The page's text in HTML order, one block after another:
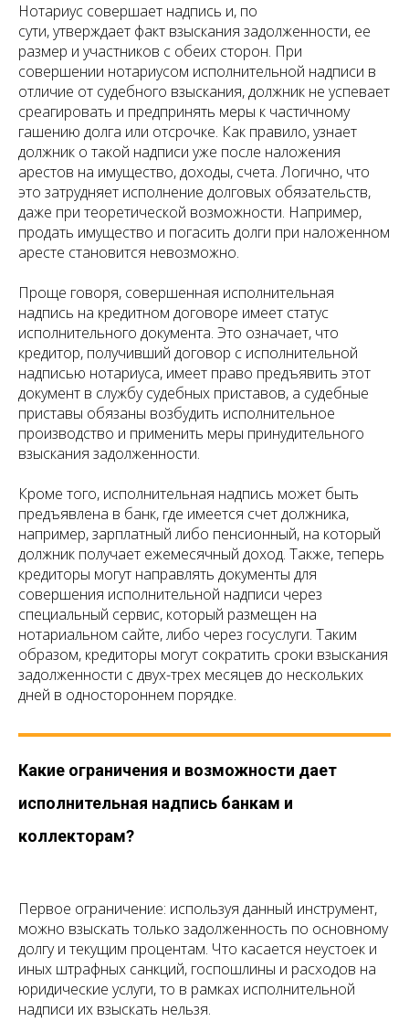
Нотариус совершает надпись и, по
сути, утверждает факт взыскания задолженности, ее
размер и участников с обеих сторон. При
совершении нотариусом исполнительной надписи в
отличие от судебного взыскания, должник не успевает
среагировать и предпринять меры к частичному
гашению долга или отсрочке. Как правило, узнает
должник о такой надписи уже после наложения
арестов на имущество, доходы, счета. Логично, что
это затрудняет исполнение долговых обязательств,
даже при теоретической возможности. Например,
продать имущество и погасить долги при наложенном
аресте становится невозможно.
Проще говоря, совершенная исполнительная
надпись на кредитном договоре имеет статус
исполнительного документа. Это означает, что
кредитор, получивший договор с исполнительной
надписью нотариуса, имеет право предъявить этот
документ в службу судебных приставов, а судебные
приставы обязаны возбудить исполнительное
производство и применить меры принудительного
взыскания задолженности.
Кроме того, исполнительная надпись может быть
предъявлена в банк, где имеется счет должника,
например, зарплатный либо пенсионный, на который
должник получает ежемесячный доход. Также, теперь
кредиторы могут направлять документы для
совершения исполнительной надписи через
специальный сервис, который размещен на
нотариальном сайте, либо через госуслуги. Таким
образом, кредиторы могут сократить сроки взыскания
задолженности с двух-трех месяцев до нескольких
дней в одностороннем порядке.
Какие ограничения и возможности дает
исполнительная надпись банкам и
коллекторам?
Первое ограничение: используя данный инструмент,
можно взыскать только задолженность по основному
долгу и текущим процентам. Что касается неустоек и
иных штрафных санкций, госпошлины и расходов на
юридические услуги, то в рамках исполнительной
надписи их взыскать нельзя.